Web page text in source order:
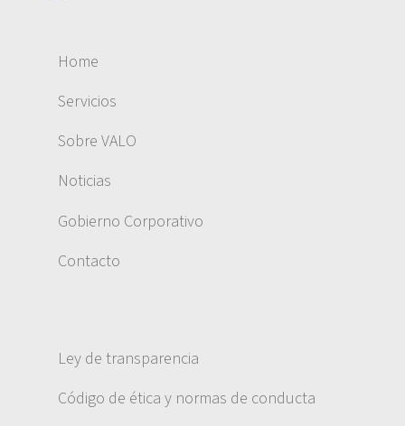
Home
Servicios
Sobre VALO
Noticias
Gobierno Corporativo
Contacto
Ley de transparencia
Código de ética y normas de conducta